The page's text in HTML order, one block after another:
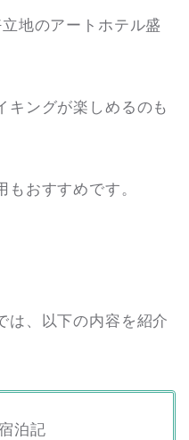
地のアートホテル盛
キングが楽しめるのも
おすすめです。
は、以下の内容を紹介
泊記